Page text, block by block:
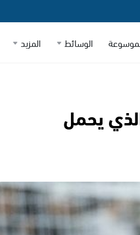
الوسائط المزيد
يحمل